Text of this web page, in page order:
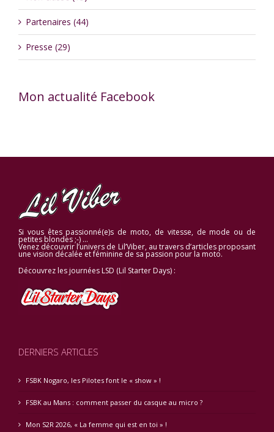
Partenaires (44)
Presse (29)
Mon actualité Facebook
Si vous êtes passionné(e)s de moto, de vitesse, de mode ou de
petites blondes ;-) …
Venez découvrir l’univers de Lil’Viber, au travers d’articles proposant
une vision décalée et féminine de sa passion pour la moto.
Découvrez les journées LSD (Lil Starter Days) :
DERNIERS ARTICLES
FSBK Nogaro, les Pilotes font le « show » !
FSBK au Mans : comment passer du casque au micro ?
Mon S2R 2026, « La femme qui est en toi » !